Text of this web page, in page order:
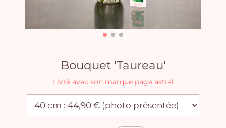
Bouquet 'Taureau'
Livré avec son marque page astral